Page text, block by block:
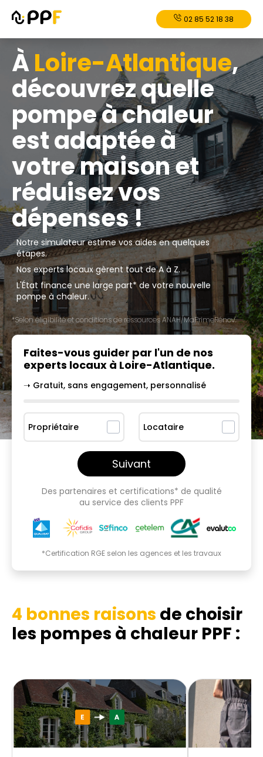
02 85 52 18 38
ÀLoire-Atlantique,
découvrez quelle
pompe à chaleur
est adaptée à
votre maison et
réduisez vos
dépenses !
Notre simulateur estime vos aides en quelques
étapes.
Nos experts locaux gèrent tout de A à Z.
L'État finance une large part* de votre nouvelle
pompe à chaleur.
*Selon éligibilité et conditions de ressources ANAH/MaPrimeRénov'.
Faites-vous guider par l'un de nos
experts locaux à Loire-Atlantique.
➝ Gratuit, sans engagement, personnalisé
Propriétaire Locataire
Suivant
Des partenaires et certifications* de qualité
au service des clients PPF
*Certification RGE selon les agences et les travaux
4 bonnes raisons de choisir
les pompes à chaleur PPF :